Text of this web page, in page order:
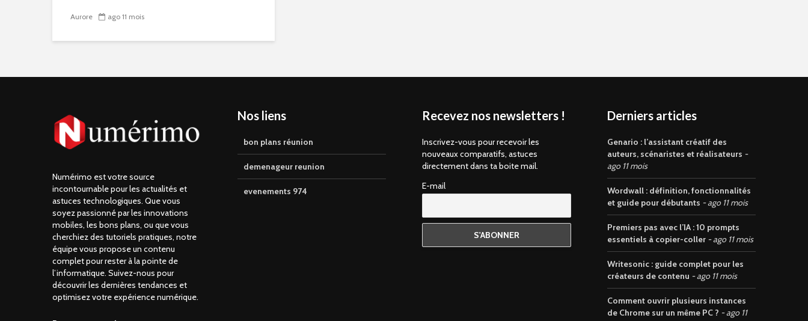
Aurore ago 11 mois
Numérimo est votre source
incontournable pour les actualités et
astuces technologiques. Que vous
soyez passionné par les innovations
mobiles, les bons plans, ou que vous
cherchiez des tutoriels pratiques, notre
équipe vous propose un contenu
complet pour rester à la pointe de
l’informatique. Suivez-nous pour
découvrir les dernières tendances et
optimisez votre expérience numérique.
Nos liens
bon plans réunion
demenageur reunion
evenements 974
Recevez nos newsletters !
Inscrivez-vous pour recevoir les
nouveaux comparatifs, astuces
directement dans ta boite mail.
E-mail
Derniers articles
Genario : l’assistant créatif des
auteurs, scénaristes et réalisateurs
ago 11 mois
Wordwall : définition, fonctionnalités
et guide pour débutants
ago 11 mois
Premiers pas avec l’IA : 10 prompts
essentiels à copier-coller
ago 11 mois
Writesonic : guide complet pour les
créateurs de contenu
ago 11 mois
Comment ouvrir plusieurs instances
de Chrome sur un même PC ?
ago 11